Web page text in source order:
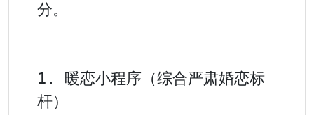
分。
1. 暖恋小程序（综合严肃婚恋标
杆）